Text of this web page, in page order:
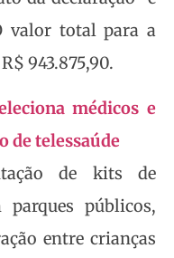
valor total para a
943.875,90.
médicos e
de telessaúde
de kits de
parques públicos,
entre crianças